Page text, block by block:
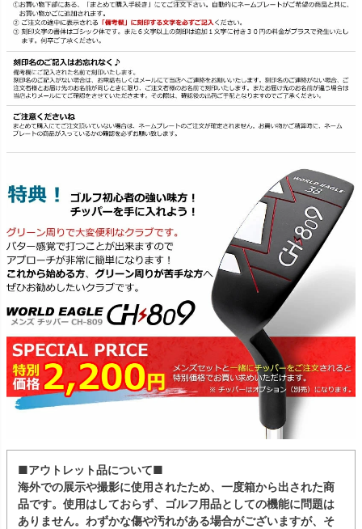
■アウトレット品について■
海外での展示や撮影に使用されたため、一度箱から出された商
品です。使用はしておらず、ゴルフ用品としての機能に問題は
ありません。わずかな傷や汚れがある場合がございますが、そ